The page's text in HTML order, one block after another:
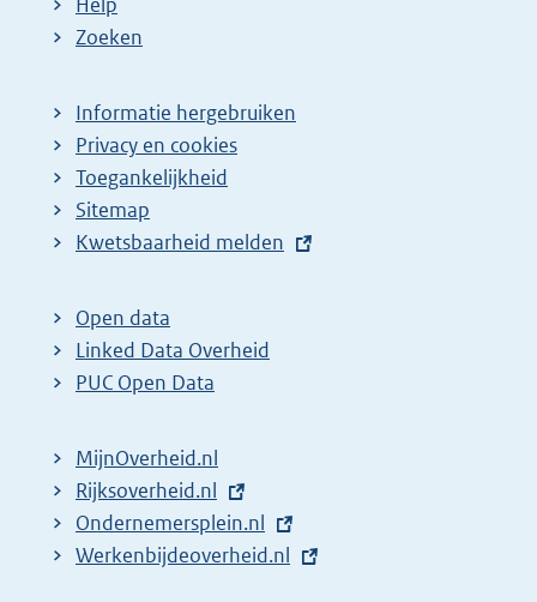
Zoeken
Informatie hergebruiken
Privacy en cookies
Toegankelijkheid
Sitemap
E
t
e
r
l
i
n
k
Kwetsbaarheid melden
Open data
Linked Data Overheid
PUC Open Data
MijnOverheid.nl
E
x
t
Rijksoverheid.nl
E
x
Ondernemersplein.nl
E
Werkenbijdeoverheid.nl